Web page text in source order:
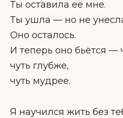
Ты оставила её мне.
Ты ушла — но не
Оно осталось.
И теперь оно бьётся —
чуть глубже,
чуть мудрее.
Я научился жить без